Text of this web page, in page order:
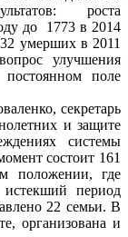
роста
до 1773 в 2014
умерших в 2011
улучшения
постоянном поле
секретарь
и защите
системы
состоит 161
положении, где
период
22 семьи. В
организована и